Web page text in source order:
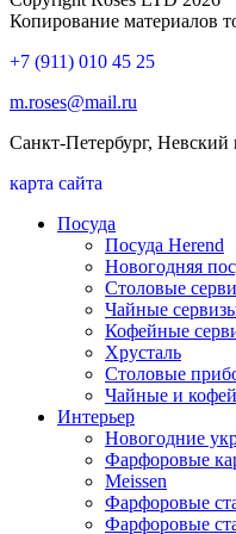
Копирование материалов
+7 (911) 010 45 25
m.roses@mail.ru
Санкт-Петербург, Невский
карта сайта
Посуда
Посуда Herend
Новогодняя
Столовые
Чайные
Кофейные
Хрусталь
Столовые
Чайные и
Интерьер
Новогодние
Фарфоровые
Meissen
Фарфоровые
Фарфоровые